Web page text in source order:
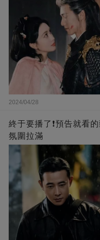
2024/04/28
終于要播了❗️預告就看的
氛圍拉滿